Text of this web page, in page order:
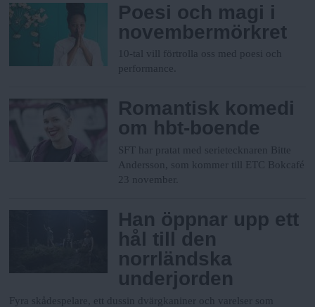
Poesi och magi i
novembermörkret
10-tal vill förtrolla oss med poesi och
performance.
Romantisk komedi
om hbt-boende
SFT har pratat med serietecknaren Bitte
Andersson, som kommer till ETC Bokcafé
23 november.
Han öppnar upp ett
hål till den
norrländska
underjorden
Fyra skådespelare, ett dussin dvärgkaniner och varelser som